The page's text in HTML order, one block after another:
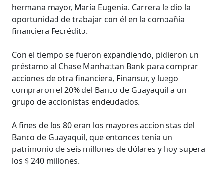
hermana mayor, María Eugenia. Carrera le dio la
oportunidad de trabajar con él en la compañía
financiera Fecrédito.
Con el tiempo se fueron expandiendo, pidieron un
préstamo al Chase Manhattan Bank para comprar
acciones de otra financiera, Finansur, y luego
compraron el 20% del Banco de Guayaquil a un
grupo de accionistas endeudados.
A fines de los 80 eran los mayores accionistas del
Banco de Guayaquil, que entonces tenía un
patrimonio de seis millones de dólares y hoy supera
los $ 240 millones.